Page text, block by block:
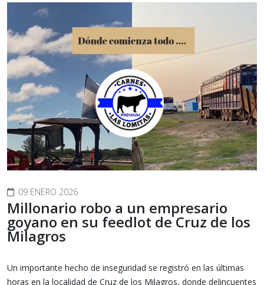
09 ENERO 2026
Millonario robo a un empresario
goyano en su feedlot de Cruz de los
Milagros
Un importante hecho de inseguridad se registró en las últimas
horas en la localidad de Cruz de los Milagros, donde delincuentes